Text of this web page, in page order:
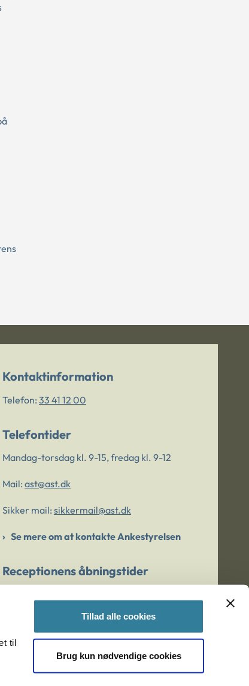
til
Tillad alle cookies
Brug kun nødvendige cookies
Kontaktinformation
Telefon: 33 41 12 00
Telefontider
Mandag-torsdag kl. 9-15, fredag kl. 9-12
Mail: ast@ast.dk
Sikker mail: sikkermail@ast.dk
Se mere om at kontakte Ankestyrelsen
Receptionens åbningstider
Er du bekymret for et barn/en ung?